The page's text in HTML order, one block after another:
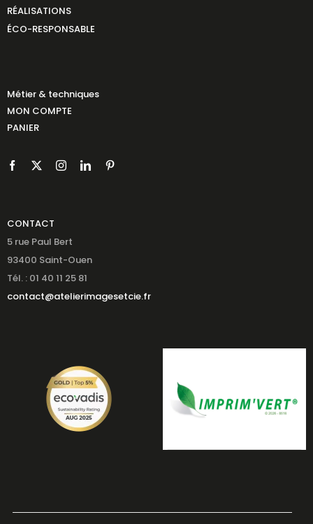
RÉALISATIONS
ÉCO-RESPONSABLE
Métier & techniques
MON COMPTE
PANIER
CONTACT
5 rue Paul Bert
93400 Saint-Ouen
Tél. : 01 40 11 25 81
contact@atelierimagesetcie.fr